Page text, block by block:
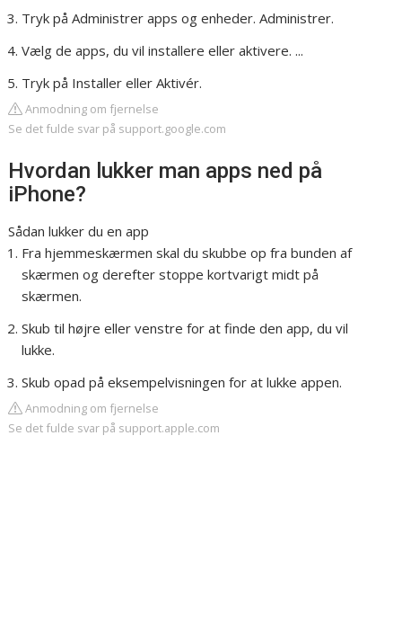
Tryk på Administrer apps og enheder. Administrer.
Vælg de apps, du vil installere eller aktivere. ...
Tryk på Installer eller Aktivér.
Anmodning om fjernelse
Se det fulde svar på support.google.com
Hvordan lukker man apps ned på
iPhone?
Sådan lukker du en app
Fra hjemmeskærmen skal du skubbe op fra bunden af
skærmen og derefter stoppe kortvarigt midt på
skærmen.
Skub til højre eller venstre for at finde den app, du vil
lukke.
Skub opad på eksempelvisningen for at lukke appen.
Anmodning om fjernelse
Se det fulde svar på support.apple.com